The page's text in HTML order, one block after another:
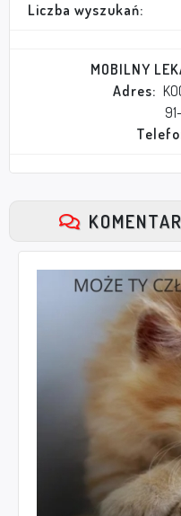
Liczba wyszukań:
MOBILNY
Adres: